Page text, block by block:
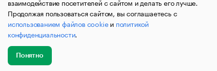
(зарегистрировано Федеральной службой по надзору в сфере
связи, информационных технологий и массовых
коммуникаций (Роскомнадзор) 09.12.2015 за номером ИА
№ФС77-63848) сопровождаются пометкой «РБК». Отдельные
публикации могут содержать информацию,
не предназначенную для пользователей
до 18 лет.
взаимодействие посетителей с сайтом и делать его лучше.
Продолжая пользоваться сайтом, вы соглашаетесь с
использованием файлов cookieи политикой
конфиденциальности.
Понятно